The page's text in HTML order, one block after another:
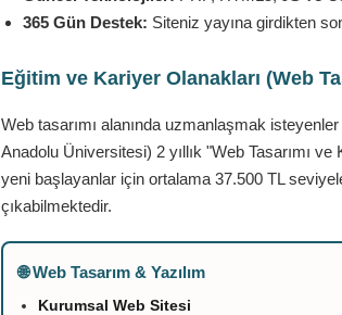
365 Gün Destek: Siteniz yayına girdikten
Eğitim ve Kariyer Olanakları (Web
Web tasarımı alanında uzmanlaşmak
Anadolu Üniversitesi) 2 yıllık "Web Tasarımı
yeni başlayanlar için ortalama 37.500 TL
çıkabilmektedir.
🌐 Web Tasarım & Yazılım
Kurumsal Web Sitesi